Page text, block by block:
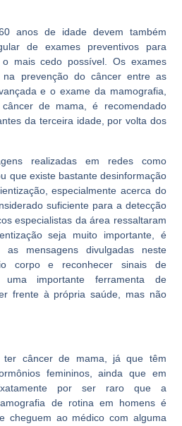
anos de idade devem também
de exames preventivos para
mais cedo possível. Os exames
na prevenção do câncer entre as
e o exame da mamografia,
de mama, é recomendado
da terceira idade, por volta dos
realizadas em redes como
que existe bastante desinformação
especialmente acerca do
suficiente para a detecção
especialistas da área ressaltaram
seja muito importante, é
as mensagens divulgadas neste
corpo e reconhecer sinais de
importante ferramenta de
frente à própria saúde, mas não
ter câncer de mama, já que têm
femininos, ainda que em
por ser raro que a
de rotina em homens é
cheguem ao médico com alguma